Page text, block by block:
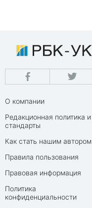
О компании
Редакционная политика и
стандарты
Как стать нашим автором
Правила пользования
Правовая информация
Политика
конфиденциальности